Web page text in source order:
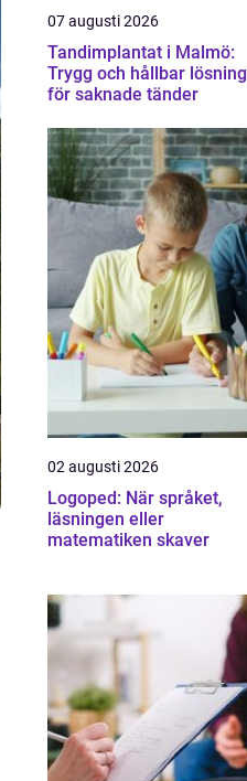
07 augusti 2026
Tandimplantat i Malmö:
Trygg och hållbar lösning
för saknade tänder
02 augusti 2026
Logoped: När språket,
läsningen eller
matematiken skaver